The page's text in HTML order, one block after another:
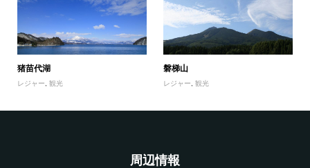
猪苗代湖
レジャー 観光
磐梯山
レジャー ,観光
周辺情報